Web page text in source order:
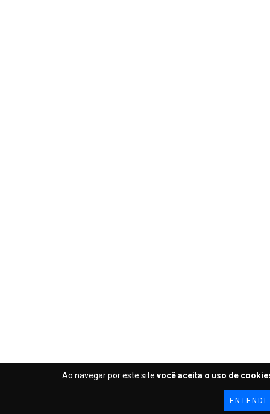
Ao navegar por este site você aceita o uso de
ENTENDI